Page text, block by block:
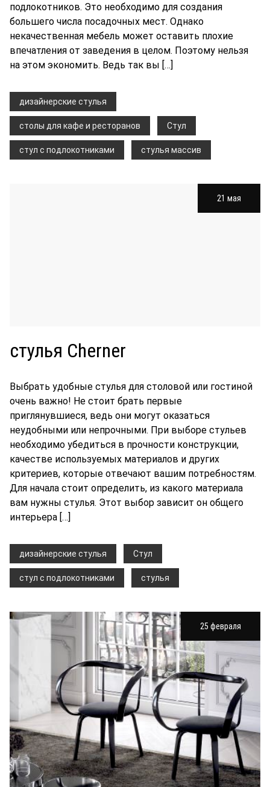
подлокотников. Это необходимо для создания
большего числа посадочных мест. Однако
некачественная мебель может оставить плохие
впечатления от заведения в целом. Поэтому нельзя
на этом экономить. Ведь так вы […]
дизайнерские стулья
столы для кафе и ресторанов Стул
стул с подлокотниками стулья массив
21 мая
стулья Cherner
Выбрать удобные стулья для столовой или гостиной
очень важно! Не стоит брать первые
приглянувшиеся, ведь они могут оказаться
неудобными или непрочными. При выборе стульев
необходимо убедиться в прочности конструкции,
качестве используемых материалов и других
критериев, которые отвечают вашим потребностям.
Для начала стоит определить, из какого материала
вам нужны стулья. Этот выбор зависит он общего
интерьера […]
дизайнерские стулья Стул
стул с подлокотниками стулья
25 февраля